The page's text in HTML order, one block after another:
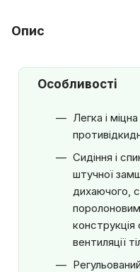
Опис
Особливості
Легка і
Сидіння і
штучної
дихаючого,
конструкція
вентиляції